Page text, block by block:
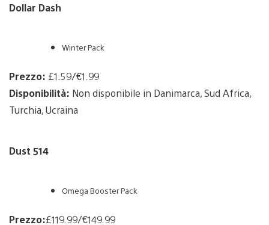
Dollar Dash
Winter Pack
Prezzo: £1.59/€1.99
Disponibilità: Non disponibile in Danimarca, Sud Africa,
Turchia, Ucraina
Dust 514
Omega Booster Pack
Prezzo:£119.99/€149.99